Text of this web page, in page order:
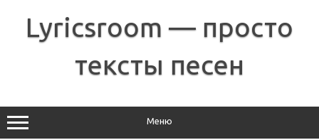
содержимому
Lyricsroom — просто
тексты песен
Меню